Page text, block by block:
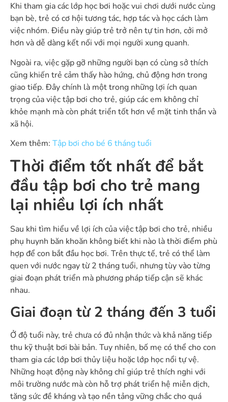
Khi tham gia các lớp học bơi hoặc vui chơi dưới nước cùng
bạn bè, trẻ có cơ hội tương tác, hợp tác và học cách làm
việc nhóm. Điều này giúp trẻ trở nên tự tin hơn, cởi mở
hơn và dễ dàng kết nối với mọi người xung quanh.
Ngoài ra, việc gặp gỡ những người bạn có cùng sở thích
cũng khiến trẻ cảm thấy hào hứng, chủ động hơn trong
giao tiếp. Đây chính là một trong những lợi ích quan
trọng của việc tập bơi cho trẻ, giúp các em không chỉ
khỏe mạnh mà còn phát triển tốt hơn về mặt tinh thần và
xã hội.
Xem thêm: Tập bơi cho bé 6 tháng tuổi
Thời điểm tốt nhất để bắt
đầu tập bơi cho trẻ mang
lại nhiều lợi ích nhất
Sau khi tìm hiểu về lợi ích của việc tập bơi cho trẻ, nhiều
phụ huynh băn khoăn không biết khi nào là thời điểm phù
hợp để con bắt đầu học bơi. Trên thực tế, trẻ có thể làm
quen với nước ngay từ 2 tháng tuổi, nhưng tùy vào từng
giai đoạn phát triển mà phương pháp tiếp cận sẽ khác
nhau.
Giai đoạn từ 2 tháng đến 3 tuổi
Ở độ tuổi này, trẻ chưa có đủ nhận thức và khả năng tiếp
thu kỹ thuật bơi bài bản. Tuy nhiên, bố mẹ có thể cho con
tham gia các lớp bơi thủy liệu hoặc lớp học nổi tự vệ.
Những hoạt động này không chỉ giúp trẻ thích nghi với
môi trường nước mà còn hỗ trợ phát triển hệ miễn dịch,
tăng sức đề kháng và tạo nền tảng vững chắc cho quá